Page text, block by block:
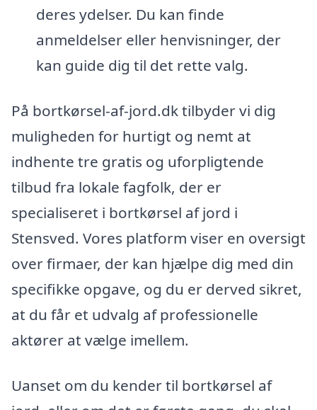
deres ydelser. Du kan finde
anmeldelser eller henvisninger, der
kan guide dig til det rette valg.
På bortkørsel-af-jord.dk tilbyder vi dig
muligheden for hurtigt og nemt at
indhente tre gratis og uforpligtende
tilbud fra lokale fagfolk, der er
specialiseret i bortkørsel af jord i
Stensved. Vores platform viser en oversigt
over firmaer, der kan hjælpe dig med din
specifikke opgave, og du er derved sikret,
at du får et udvalg af professionelle
aktører at vælge imellem.
Uanset om du kender til bortkørsel af